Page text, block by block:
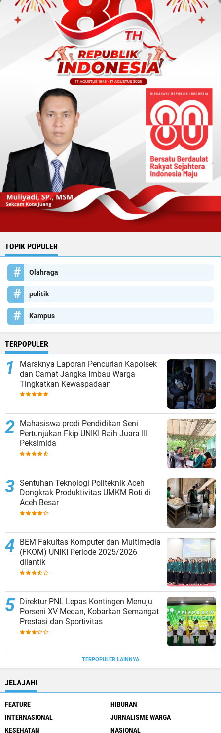
TOPIK POPULER
Olahraga
politik
Kampus
TERPOPULER
Maraknya Laporan Pencurian Kapolsek
dan Camat Jangka Imbau Warga
Tingkatkan Kewaspadaan
Mahasiswa prodi Pendidikan Seni
Pertunjukan Fkip UNIKI Raih Juara III
Peksimida
Sentuhan Teknologi Politeknik Aceh
Dongkrak Produktivitas UMKM Roti di
Aceh Besar
BEM Fakultas Komputer dan Multimedia
(FKOM) UNIKI Periode 2025/2026
dilantik
Direktur PNL Lepas Kontingen Menuju
Porseni XV Medan, Kobarkan Semangat
Prestasi dan Sportivitas
TERPOPULER LAINNYA
JELAJAHI
FEATURE
HIBURAN
INTERNASIONAL
JURNALISME WARGA
KESEHATAN
NASIONAL